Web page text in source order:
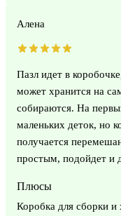
Алена
Пазл идет в
может хранится на
собираются. На
маленьких деток, но
получается
простым, подойдет и
Плюсы
Коробка для сборки